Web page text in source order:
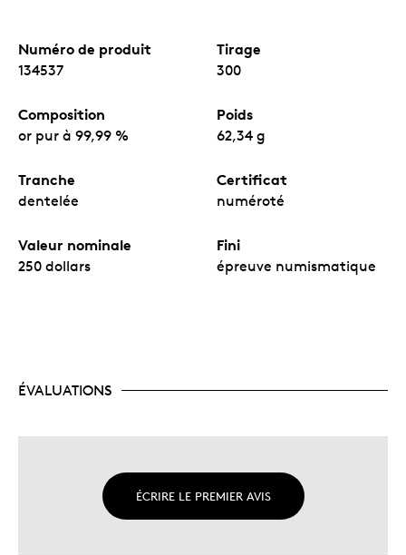
Numéro de produit
134537
Tirage
300
Composition
or pur à 99,99 %
Poids
62,34 g
Tranche
dentelée
Certificat
numéroté
Valeur nominale
250 dollars
Fini
épreuve numismatique
ÉVALUATIONS
ÉCRIRE LE PREMIER AVIS